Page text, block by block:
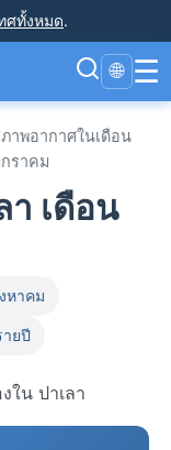
ศทั้งหมด.
🌐 ☰
าพอากาศในเดือน
ราคม
เดือน
หาคม
ายปี
ใน ปาเลา